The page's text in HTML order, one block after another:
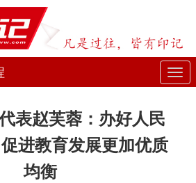
展
表赵芙蓉：办好人民
进教育发展更加优质
均衡